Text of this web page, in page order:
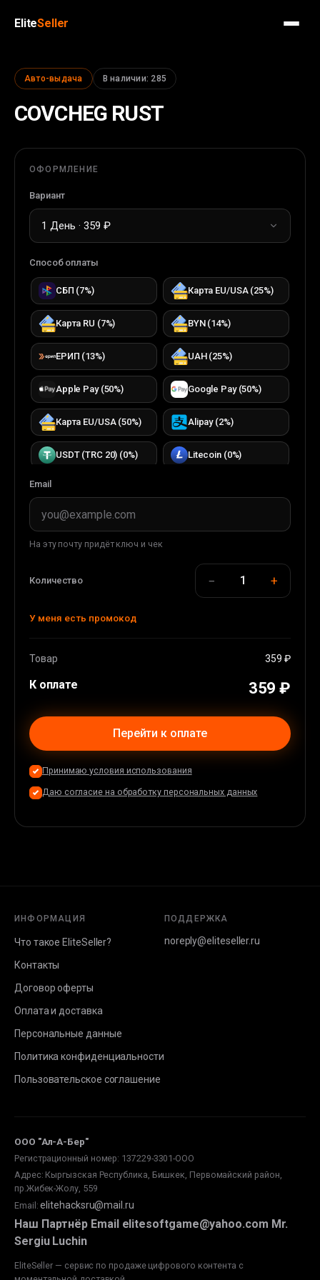
EliteSeller
Авто-выдача В наличии: 285
COVCHEG RUST
ОФОРМЛЕНИЕ
Вариант
1 День · 359 ₽
Способ оплаты
СБП (7%) Карта EU/USA(25%)
Карта RU (7%) BYN(14%)
ЕРИП (13%) UAH(25%)
Apple Pay(50%) Google Pay(50%)
Карта EU/USA(50%) Alipay(2%)
USDT (TRC 20) (0%) Litecoin(0%)
TRON(0 %)
USDT (BEP 20) BUSD (BEP20)
WMT(0 %)
%)
Email
На эту почту придёт ключ и чек
Количество − 1 +
У меня есть промокод
Товар 359 ₽
К оплате 359 ₽
Перейти к оплате
Принимаю условия использования
Даю согласие на обработку персональных данных
ИНФОРМАЦИЯ
Что такое EliteSeller?
Контакты
Договор оферты
Оплата и доставка
Персональные данные
Политика конфиденциальности
Пользовательское соглашение
ПОДДЕРЖКА
noreply@eliteseller.ru
ООО "Ал-А-Бер"
Регистрационный номер: 137229-3301-ООО
Адрес: Кыргызская Республика, Бишкек, Первомайский район,
пр.Жибек-Жолу, 559
Email : elitehacksru@mail.ru
Наш Партнёр Email elitesoftgame@yahoo.com Mr.
Sergiu Luchin
EliteSeller — сервис по продаже цифрового контента с